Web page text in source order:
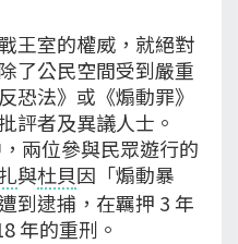
王室的權威，就絕對
了公民空間受到嚴重
恐法》或《煽動罪》
評者及異議人士。
兩位參與民眾遊行的
與杜貝因「煽動暴
到逮捕，在羈押 3 年
年的重刑。